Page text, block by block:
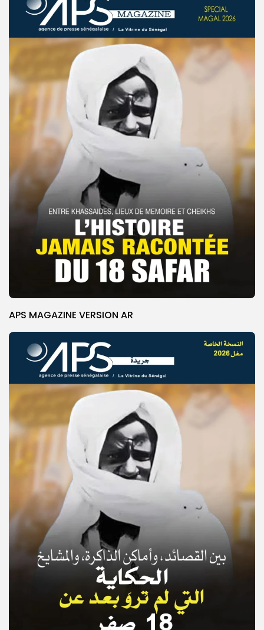
© Copyright 2025, APS
APS MAGAZINE VERSION AR